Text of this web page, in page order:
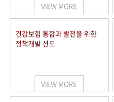
VIEW MORE
건강보험 통합과 발전을 위한
정책개발 선도
VIEW MORE